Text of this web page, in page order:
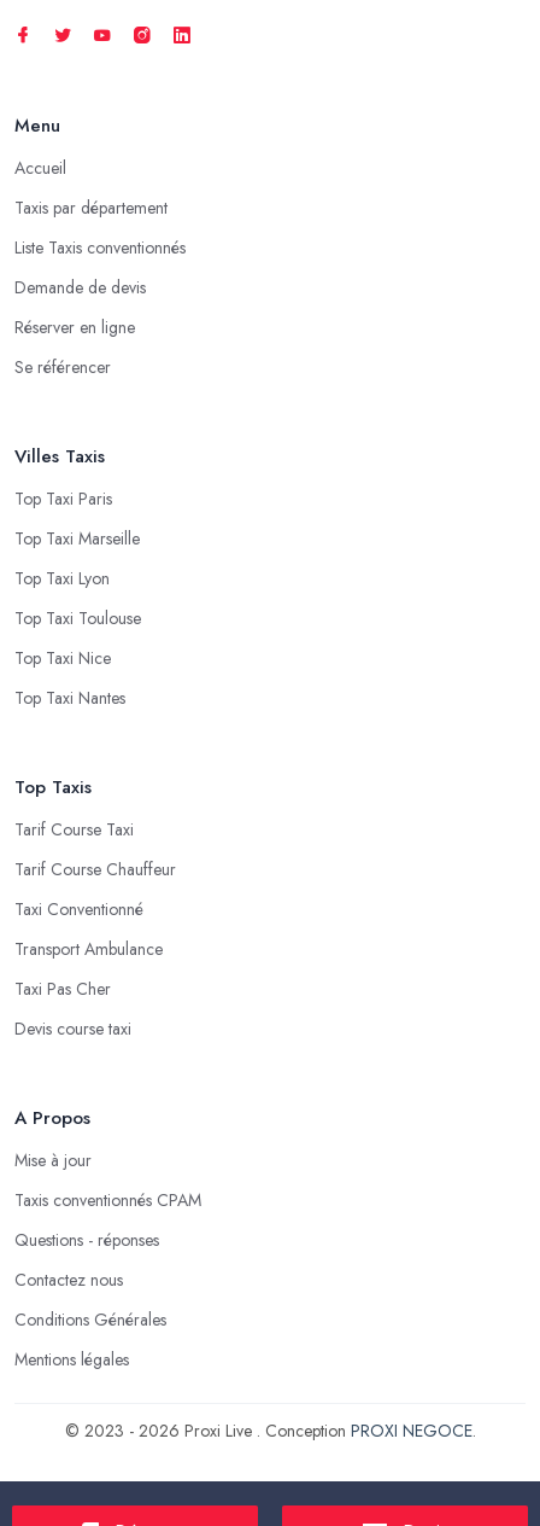
Menu
Accueil
Taxis par département
Liste Taxis conventionnés
Demande de devis
Réserver en ligne
Se référencer
Villes Taxis
Top Taxi Paris
Top Taxi Marseille
Top Taxi Lyon
Top Taxi Toulouse
Top Taxi Nice
Top Taxi Nantes
Top Taxis
Tarif Course Taxi
Tarif Course Chauffeur
Taxi Conventionné
Transport Ambulance
Taxi Pas Cher
Devis course taxi
A Propos
Mise à jour
Taxis conventionnés CPAM
Questions - réponses
Contactez nous
Conditions Générales
Mentions légales
© 2023 - 2026 Proxi Live . Conception PROXI NEGOCE.